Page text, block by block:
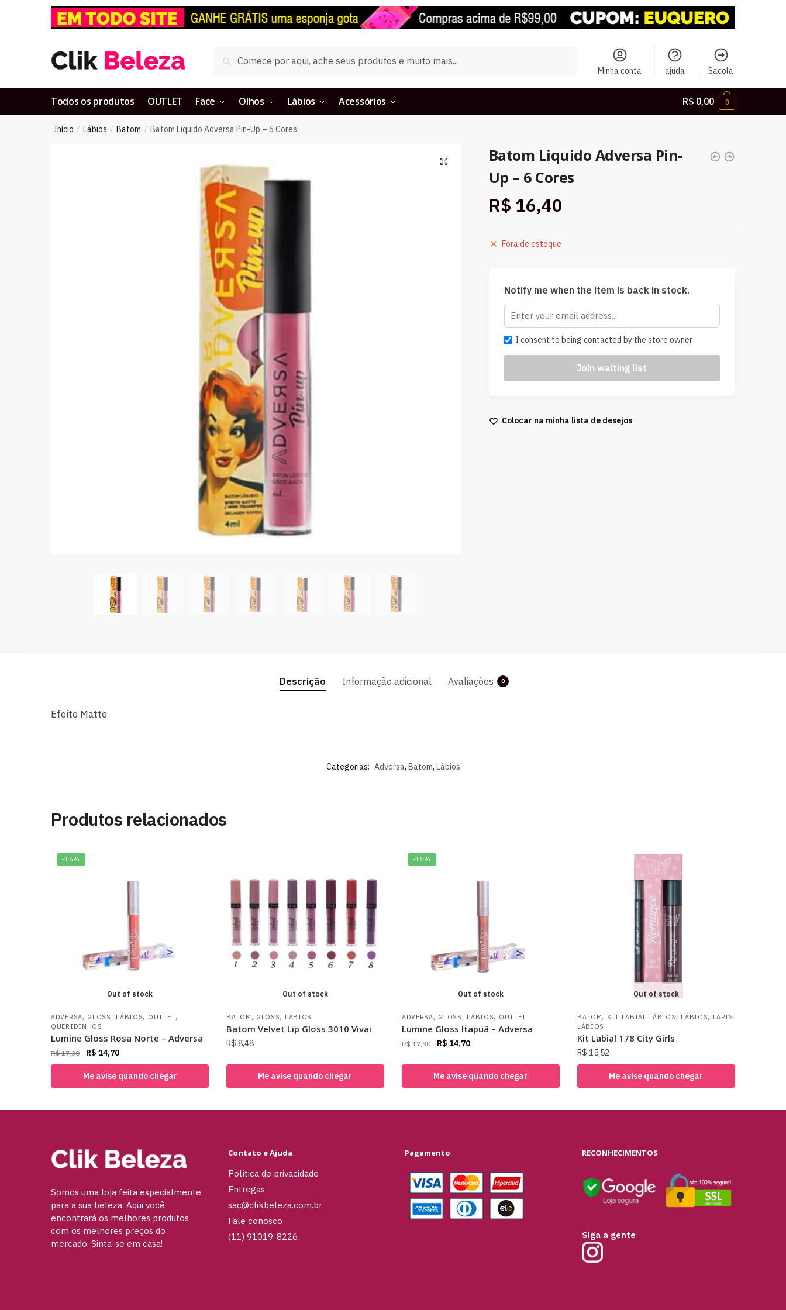
Pesquisar
Minha conta ajuda Sacola
Todos os produtos OUTLET Face Olhos Lábios Acessórios R$ 0,00 0
Início / Lábios / Batom / Batom Liquido Adversa Pin-Up – 6 Cores
Batom Liquido Adversa Pin-
Up – 6 Cores
R$ 16,40
Fora de estoque
Notify me when the item is back in stock.
I consent to being contacted by the store owner
Colocar na minha lista de desejos
Descrição Informação adicional Avaliações 0
Efeito Matte
Categorias: Adversa, Batom, Lábios
Produtos relacionados
-15%
Out of stock
ADVERSA, GLOSS, LÁBIOS, OUTLET,
QUERIDINHOS
Lumine Gloss Rosa Norte – Adversa
R$17,30 R$ 14,70
Me avise quando chegar
Out of stock
BATOM, GLOSS, LÁBIOS
Batom Velvet Lip Gloss 3010 Vivai
R$ 8,48
Me avise quando chegar
-15%
Out of stock
ADVERSA, GLOSS, LÁBIOS, OUTLET
Lumine Gloss Itapuã – Adversa
R$17,30 R$ 14,70
Me avise quando chegar
Out of stock
BATOM, KIT LABIAL LÁBIOS, LÁBIOS, LAPIS
LÁBIOS
Kit Labial 178 City Girls
R$ 15,52
Me avise quando chegar
Somos uma loja feita especialmente
para a sua beleza. Aqui você
encontrará os melhores produtos
com os melhores preços do
mercado. Sinta-se em casa!
Contato e Ajuda
Política de privacidade
Entregas
sac@clikbeleza.com.br
Fale conosco
(11) 91019-8226
Pagamento RECONHECIMENTOS
Siga a gente: